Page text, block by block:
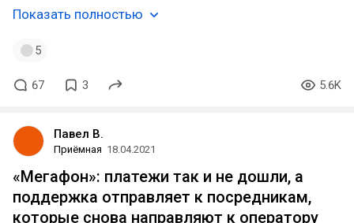
Показать полностью
5
67 3 5.6K
Павел В.
Приёмная 18.04.2021
«Мегафон»: платежи так и не дошли, а
поддержка отправляет к посредникам,
которые снова направляют к оператору